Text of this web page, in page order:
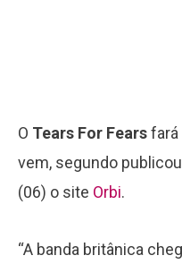
O Tears For Fearsfará
vem, segundo
(06) o site Orbi.
“A banda britânica